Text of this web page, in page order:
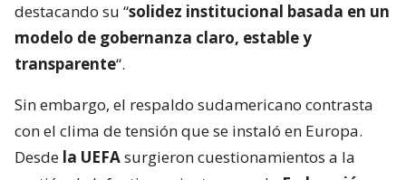
destacando su “solidez institucional basada en un
modelo de gobernanza claro, estable y
transparente“.
Sin embargo, el respaldo sudamericano contrasta
con el clima de tensión que se instaló en Europa.
Desde la UEFAsurgieron cuestionamientos a la